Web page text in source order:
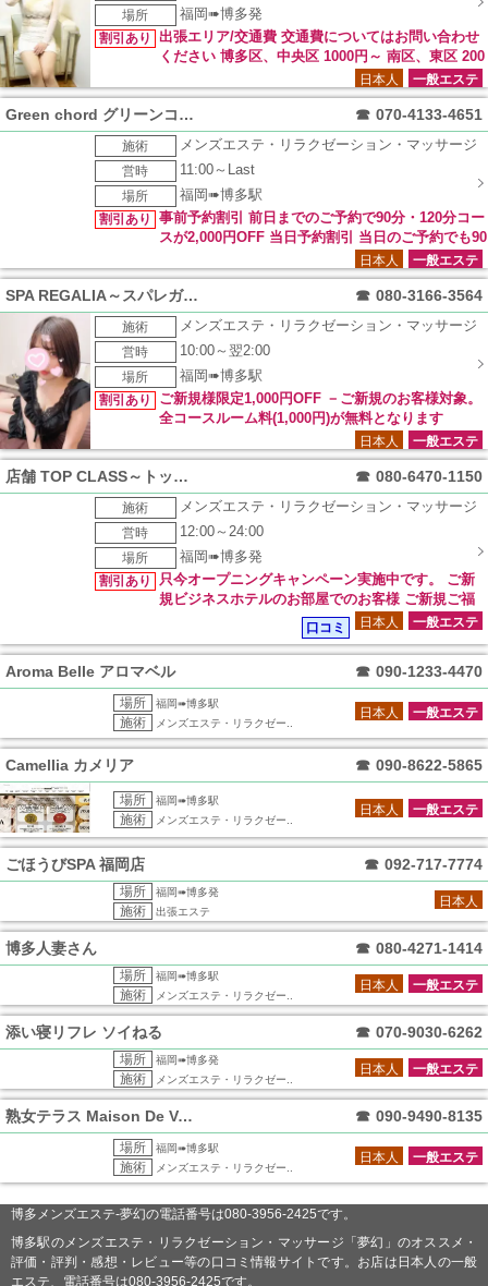
場所
福岡➠博多発
割引あり
出張エリア/交通費 交通費についてはお問い合わせ
ください 博多区、中央区 1000円～ 南区、東区 200
0円～ 西区、早良区、城南区 3000円～ チェンジ 3000円 キャ
ンセル 3000円交通費
一般エステ
日本人
Green chord グリーンコード ☎ 070-4133-4651
施術
メンズエステ・リラクゼーション・マッサージ
営時
11:00～Last
場所
福岡➠博多駅
割引あり
事前予約割引 前日までのご予約で90分・120分コー
スが2,000円OFF 当日予約割引 当日のご予約でも90
一般エステ
日本人
SPA REGALIA～スパレガリア～ ☎ 080-3166-3564
施術
メンズエステ・リラクゼーション・マッサージ
営時
10:00～翌2:00
場所
福岡➠博多駅
割引あり
ご新規様限定1,000円OFF －ご新規のお客様対象。
全コースルーム料(1,000円)が無料となります
一般エステ
日本人
店舗 TOP CLASS～トップクラス～ ☎ 080-6470-1150
施術
メンズエステ・リラクゼーション・マッサージ
営時
12:00～24:00
場所
福岡➠博多発
割引あり
只今オープニングキャンペーン実施中です。 ご新
規ビジネスホテルのお部屋でのお客様 ご新規ご福
岡市内中心部のご自宅のお客様 リピートご利用の皆様 ※通常
一般エステ
日本人
口コミ
Aroma Belle アロマベル ☎ 090-1233-4470
場所 福岡➠博多駅
施術 メンズエステ・リラクゼー..
一般エステ
日本人
Camellia カメリア ☎ 090-8622-5865
場所 福岡➠博多駅
施術 メンズエステ・リラクゼー..
一般エステ
日本人
ごほうびSPA 福岡店 ☎ 092-717-7774
場所 福岡➠博多発
施術 出張エステ
日本人
博多人妻さん ☎ 080-4271-1414
場所 福岡➠博多駅
施術 メンズエステ・リラクゼー..
一般エステ
日本人
添い寝リフレ ソイねる ☎ 070-9030-6262
場所 福岡➠博多発
施術 メンズエステ・リラクゼー..
一般エステ
日本人
熟女テラス Maison De Voce ☎ 090-9490-8135
場所 福岡➠博多駅
施術 メンズエステ・リラクゼー..
一般エステ
日本人
博多メンズエステ-夢幻の電話番号は080-3956-2425です。
博多駅のメンズエステ・リラクゼーション・マッサージ「夢幻」のオススメ・
評価・評判・感想・レビュー等の口コミ情報サイトです。お店は日本人の一般
エステ、電話番号は080-3956-2425です。